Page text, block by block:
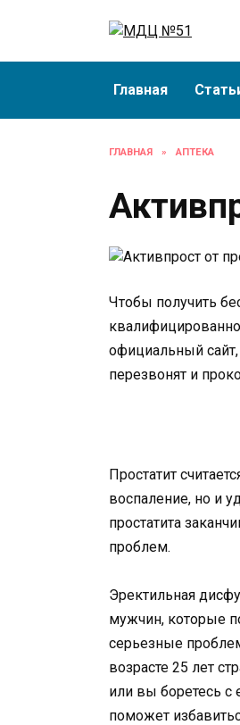
Главная
ГЛАВНАЯ » АПТЕКА
Чтобы получить
официальный
перезвонят и
Простатит
воспаление, но и
простатита
проблем.
Эректильная
мужчин, которые
серьезные
возрасте 25 лет
или вы боретесь с
поможет